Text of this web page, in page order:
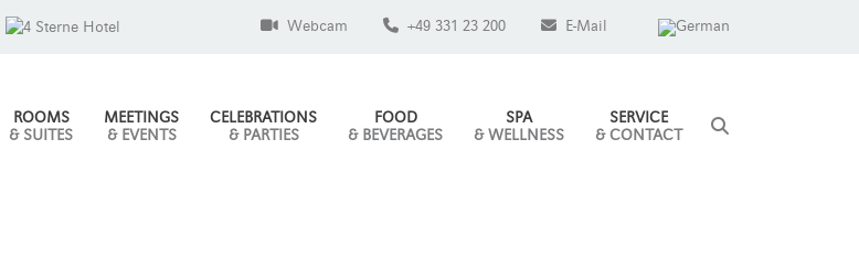
Webcam +49 331 23 200 E-Mail
ROOMS
& SUITES
MEETINGS
& EVENTS
CELEBRATIONS
& PARTIES
FOOD
& BEVERAGES
SPA
& WELLNESS
SERVICE
& CONTACT